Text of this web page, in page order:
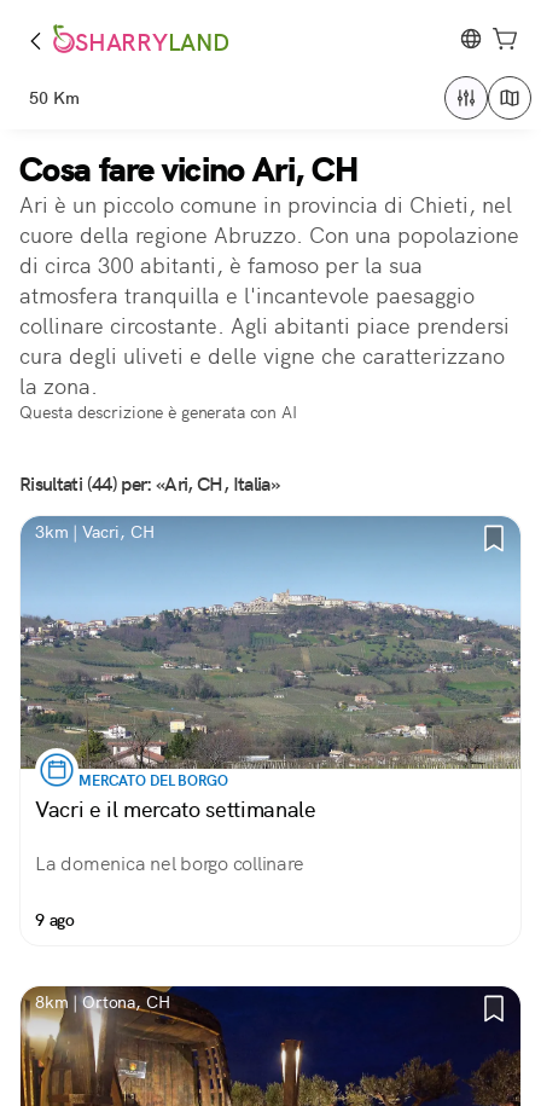
SHARRYLAND
50 Km
Cosa fare vicino Ari, CH
Ari è un piccolo comune in provincia di Chieti, nel
cuore della regione Abruzzo. Con una popolazione
di circa 300 abitanti, è famoso per la sua
atmosfera tranquilla e l'incantevole paesaggio
collinare circostante. Agli abitanti piace prendersi
cura degli uliveti e delle vigne che caratterizzano
la zona.
Questa descrizione è generata con AI
Risultati (44) per: «Ari, CH, Italia»
3km | Vacri, CH
MERCATO DEL BORGO
Vacri e il mercato settimanale
La domenica nel borgo collinare
9 ago
8km | Ortona, CH